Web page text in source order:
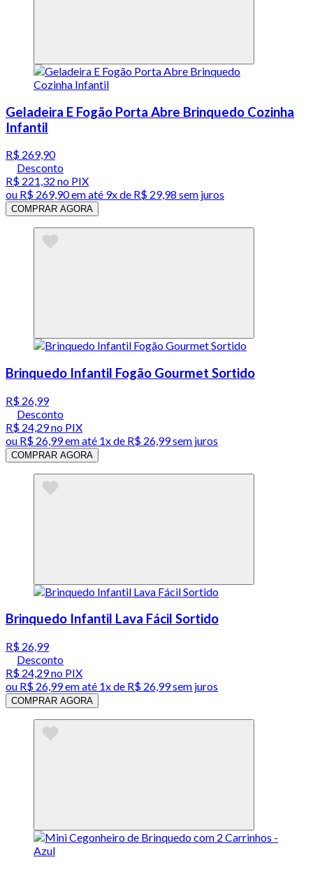
Geladeira E Fogão Porta Abre Brinquedo Cozinha
Infantil
R$ 269,90
Desconto
R$ 221,32 no PIX
ou R$ 269,90em até 9x de R$ 29,98 sem juros
COMPRAR AGORA
Brinquedo Infantil Fogão Gourmet Sortido
R$ 26,99
Desconto
R$ 24,29no PIX
ou R$ 26,99em até 1x de R$ 26,99sem juros
COMPRAR AGORA
Brinquedo Infantil Lava Fácil Sortido
R$ 26,99
Desconto
R$ 24,29no PIX
ou R$ 26,99em até 1x de R$ 26,99sem juros
COMPRAR AGORA